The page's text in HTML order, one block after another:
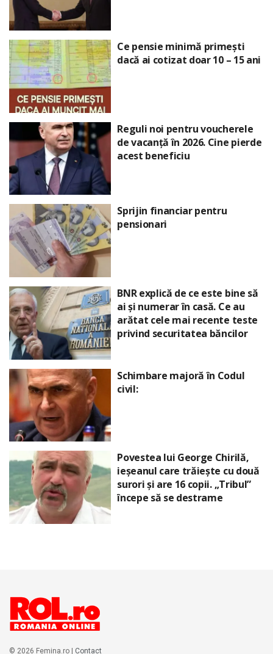
Ce pensie minimă primești
dacă ai cotizat doar 10 – 15 ani
Reguli noi pentru voucherele
de vacanță în 2026. Cine pierde
acest beneficiu
Sprijin financiar pentru
pensionari
BNR explică de ce este bine să
ai și numerar în casă. Ce au
arătat cele mai recente teste
privind securitatea băncilor
Schimbare majoră în Codul
civil:
Povestea lui George Chirilă,
ieșeanul care trăiește cu două
surori și are 16 copii. „Tribul”
începe să se destrame
© 2026 Femina.ro | Contact